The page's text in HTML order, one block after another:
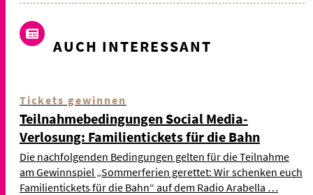
AUCH INTERESSANT
Tickets gewinnen
Teilnahmebedingungen Social Media-
Verlosung: Familientickets für die Bahn
Die nachfolgenden Bedingungen gelten für die Teilnahme
am Gewinnspiel „Sommerferien gerettet: Wir schenken euch
Familientickets für die Bahn“ auf dem Radio Arabella …